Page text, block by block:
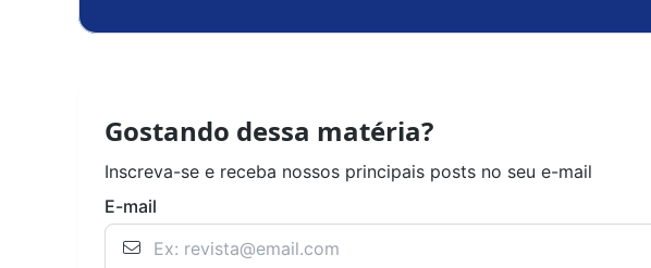
Gostando dessa matéria?
Inscreva-se e receba nossos principais posts no seu e-mail
E-mail